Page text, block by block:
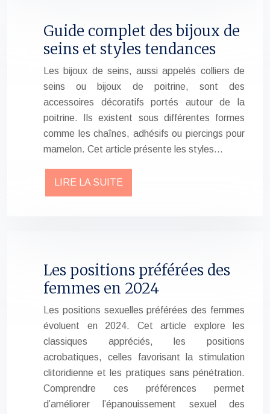
Guide complet des bijoux de
seins et styles tendances
Les bijoux de seins, aussi appelés colliers de
seins ou bijoux de poitrine, sont des
accessoires décoratifs portés autour de la
poitrine. Ils existent sous différentes formes
comme les chaînes, adhésifs ou piercings pour
mamelon. Cet article présente les styles…
LIRE LA SUITE
Les positions préférées des
femmes en 2024
Les positions sexuelles préférées des femmes
évoluent en 2024. Cet article explore les
classiques appréciés, les positions
acrobatiques, celles favorisant la stimulation
clitoridienne et les pratiques sans pénétration.
Comprendre ces préférences permet
d’améliorer l’épanouissement sexuel des